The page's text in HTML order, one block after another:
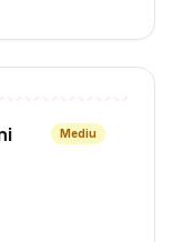
Mediu